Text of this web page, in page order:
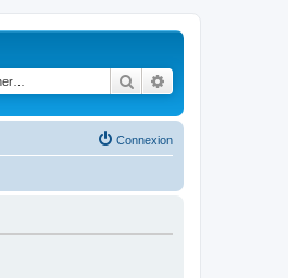
Rechercher
Connexion